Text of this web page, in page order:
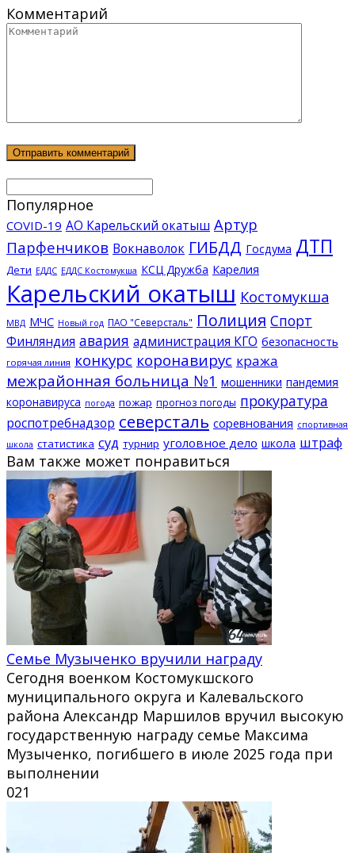
Комментарий
Популярное
COVID-19 АО Карельский окатыш Артур
Парфенчиков Вокнаволок ГИБДД Госдума ДТП
Дети ЕДДС ЕДДС Костомукша КСЦ Дружба Карелия
Карельский окатыш Костомукша
МВД МЧС Новый год ПАО "Северсталь" Полиция Спорт
Финляндия авария администрация КГО безопасность
горячая линия конкурс коронавирус кража
межрайонная больница №1 мошенники пандемия
коронавируса погода пожар прогноз погоды прокуратура
роспотребнадзор северсталь соревнования спортивная
школа статистика суд турнир уголовное дело школа штраф
Вам также может понравиться
Семье Музыченко вручили награду
Сегодня военком Костомукшского
муниципального округа и Калевальского
района Александр Маршилов вручил высокую
государственную награду семье Максима
Музыченко, погибшего в июле 2025 года при
выполнении
021